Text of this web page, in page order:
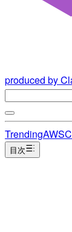
produced by
TrendingAWS
目次